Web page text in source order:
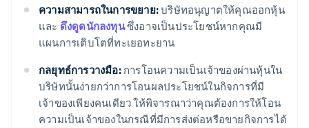
ความสามารถในการขยาย:บริษัทอนุญาตให้คุณออกหุ้น
และ ดึงดูดนักลงทุนซึ่งอาจเป็นประโยชน์หากคุณมี
แผนการเติบโตที่ทะเยอทะยาน
กลยุทธ์การวางมือ:การโอนความเป็นเจ้าของผ่านหุ้นใน
บริษัทนั้นง่ายกว่าการโอนผลประโยชน์ในกิจการที่มี
เจ้าของเพียงคนเดียว ให้พิจารณาว่าคุณต้องการให้โอน
ความเป็นเจ้าของในกรณีที่มีการส่งต่อหรือขายกิจการได้